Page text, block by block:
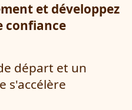
et développez
confiance
départ et un
s'accélère